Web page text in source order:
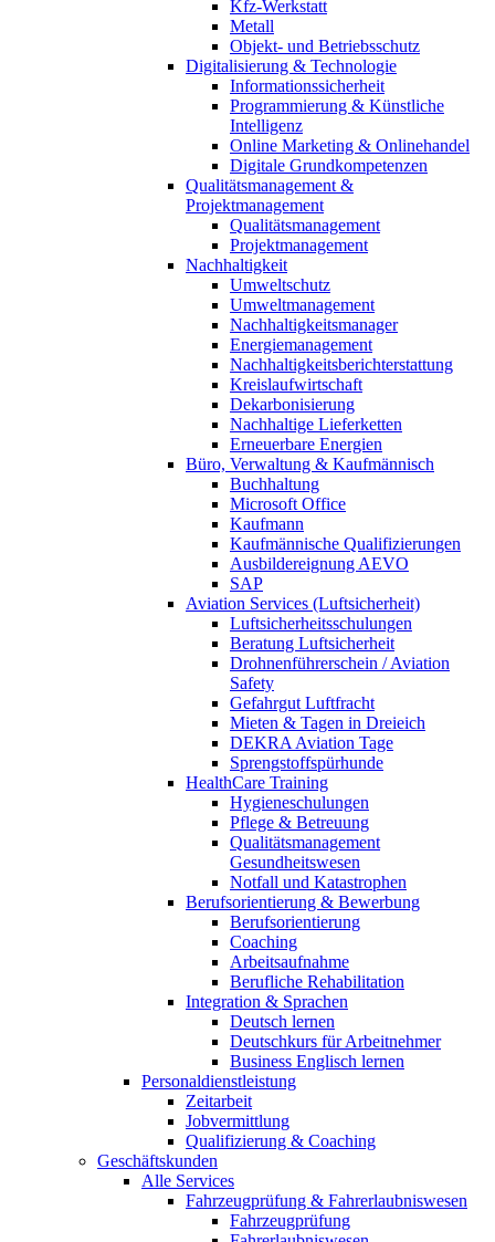
Kfz-Werkstatt
Metall
Objekt- und Betriebsschutz
Digitalisierung & Technologie
Informationssicherheit
Programmierung & Künstliche
Intelligenz
Online Marketing & Onlinehandel
Digitale Grundkompetenzen
Qualitätsmanagement &
Projektmanagement
Qualitätsmanagement
Projektmanagement
Nachhaltigkeit
Umweltschutz
Umweltmanagement
Nachhaltigkeitsmanager
Energiemanagement
Nachhaltigkeitsberichterstattung
Kreislaufwirtschaft
Dekarbonisierung
Nachhaltige Lieferketten
Erneuerbare Energien
Büro, Verwaltung & Kaufmännisch
Buchhaltung
Microsoft Office
Kaufmann
Kaufmännische Qualifizierungen
Ausbildereignung AEVO
SAP
Aviation Services (Luftsicherheit)
Luftsicherheitsschulungen
Beratung Luftsicherheit
Drohnenführerschein / Aviation
Safety
Gefahrgut Luftfracht
Mieten & Tagen in Dreieich
DEKRA Aviation Tage
Sprengstoffspürhunde
HealthCare Training
Hygieneschulungen
Pflege & Betreuung
Qualitätsmanagement
Gesundheitswesen
Notfall und Katastrophen
Berufsorientierung & Bewerbung
Berufsorientierung
Coaching
Arbeitsaufnahme
Berufliche Rehabilitation
Integration & Sprachen
Deutsch lernen
Deutschkurs für Arbeitnehmer
Business Englisch lernen
Personaldienstleistung
Zeitarbeit
Jobvermittlung
Qualifizierung & Coaching
Geschäftskunden
Alle Services
Fahrzeugprüfung & Fahrerlaubniswesen
Fahrzeugprüfung